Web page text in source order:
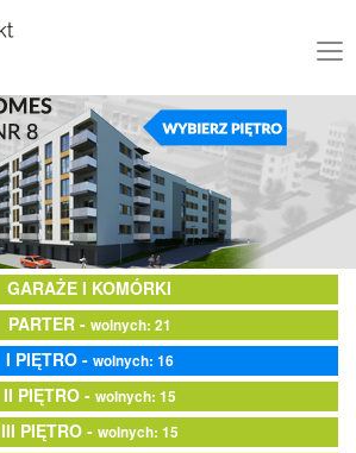
GARAŻE I KOMÓRKI
PARTER - wolnych: 21
I PIĘTRO - wolnych: 16
II PIĘTRO - wolnych: 15
III PIĘTRO - wolnych: 15